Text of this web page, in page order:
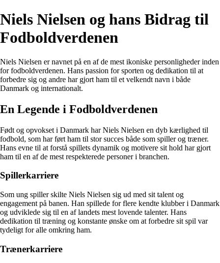
Niels Nielsen og hans Bidrag til
Fodboldverdenen
Niels Nielsen er navnet på en af de mest ikoniske personligheder inden
for fodboldverdenen. Hans passion for sporten og dedikation til at
forbedre sig og andre har gjort ham til et velkendt navn i både
Danmark og internationalt.
En Legende i Fodboldverdenen
Født og opvokset i Danmark har Niels Nielsen en dyb kærlighed til
fodbold, som har ført ham til stor succes både som spiller og træner.
Hans evne til at forstå spillets dynamik og motivere sit hold har gjort
ham til en af de mest respekterede personer i branchen.
Spillerkarriere
Som ung spiller skilte Niels Nielsen sig ud med sit talent og
engagement på banen. Han spillede for flere kendte klubber i Danmark
og udviklede sig til en af landets mest lovende talenter. Hans
dedikation til træning og konstante ønske om at forbedre sit spil var
tydeligt for alle omkring ham.
Trænerkarriere